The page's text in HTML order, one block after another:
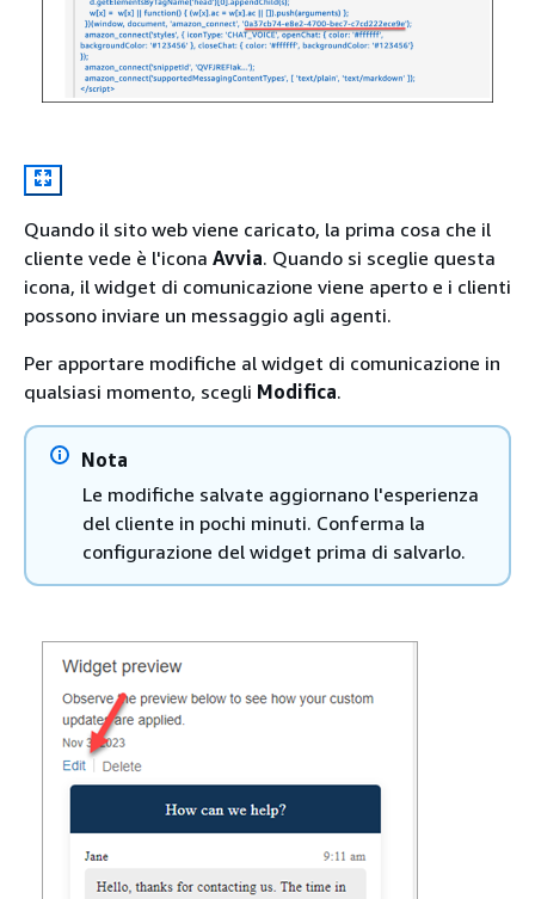
Quando il sito web viene caricato, la prima cosa che il
cliente vede è l'icona Avvia. Quando si sceglie questa
icona, il widget di comunicazione viene aperto e i clienti
possono inviare un messaggio agli agenti.
Per apportare modifiche al widget di comunicazione in
qualsiasi momento, scegli Modifica.
Nota
Le modifiche salvate aggiornano l'esperienza
del cliente in pochi minuti. Conferma la
configurazione del widget prima di salvarlo.